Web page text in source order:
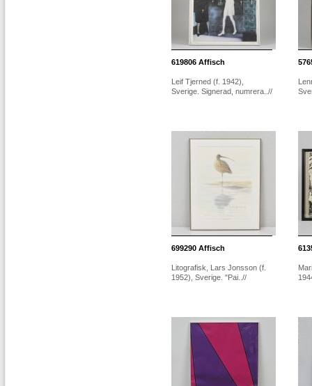
619806 Affisch
Leif Tjerned (f. 1942),
Sverige. Signerad, numrera..//
699290 Affisch
Litografisk, Lars Jonsson (f.
1952), Sverige. "Pai..//